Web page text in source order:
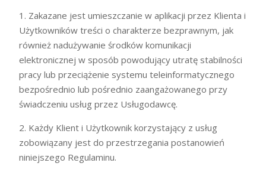
1. Zakazane jest umieszczanie w aplikacji przez Klienta i
Użytkowników treści o charakterze bezprawnym, jak
również nadużywanie środków komunikacji
elektronicznej w sposób powodujący utratę stabilności
pracy lub przeciążenie systemu teleinformatycznego
bezpośrednio lub pośrednio zaangażowanego przy
świadczeniu usług przez Usługodawcę.
2. Każdy Klient i Użytkownik korzystający z usług
zobowiązany jest do przestrzegania postanowień
niniejszego Regulaminu.